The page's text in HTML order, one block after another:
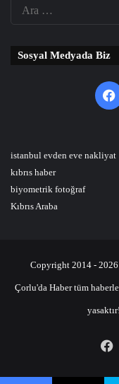
Sosyal Medyada Biz
istanbul evden eve nakliyat
kıbrıs haber
biyometrik fotoğraf
Kıbrıs Araba
Copyright 2014 - 2026
Çorlu'da Haber tüm